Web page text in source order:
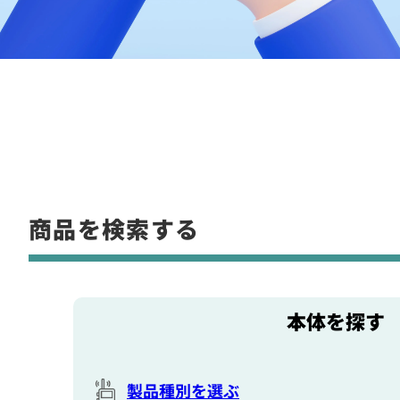
商品を検索する
本体を探す
製品種別を選ぶ